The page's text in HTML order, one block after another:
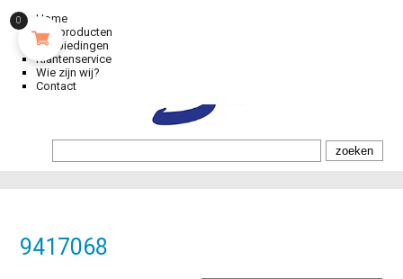
Home
Alle producten
Aanbiedingen
Klantenservice
Wie zijn wij?
Contact
9417068
0